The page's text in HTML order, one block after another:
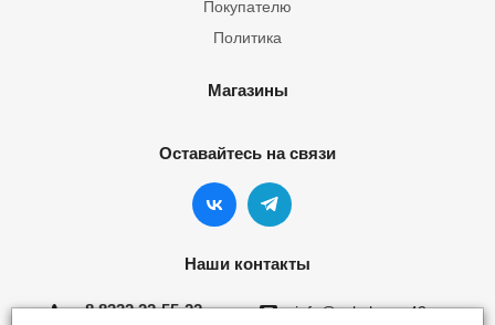
Покупателю
Политика
Магазины
Оставайтесь на связи
Наши контакты
8 8332 22-55-22 info@yokohama43.ru